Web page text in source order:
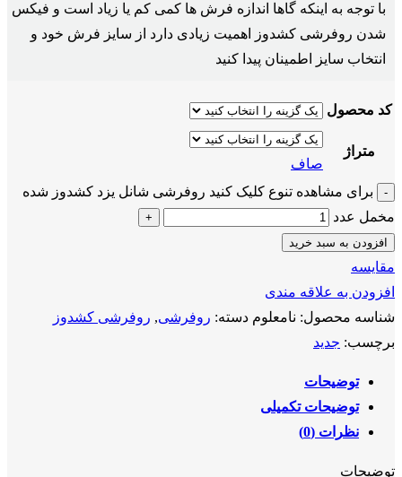
با توجه به اینکه گاها اندازه فرش ها کمی کم یا زیاد است و فیکس
شدن روفرشی کشدوز اهمیت زیادی دارد از سایز فرش خود و
انتخاب سایز اطمینان پیدا کنید
کد محصول
متراژ
صاف
برای مشاهده تنوع کلیک کنید روفرشی شانل یزد کشدوز شده
مخمل عدد
افزودن به سبد خرید
مقايسه
افزودن به علاقه مندی
شناسه محصول: نامعلوم دسته: روفرشی, روفرشی کشدوز
برچسب: جدید
توضیحات
توضیحات تکمیلی
نظرات (0)
توضیحات